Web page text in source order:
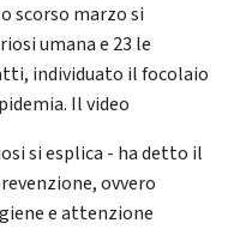
scorso marzo si
umana e 23 le
individuato il focolaio
Il video
si esplica - ha detto il
ovvero
e attenzione